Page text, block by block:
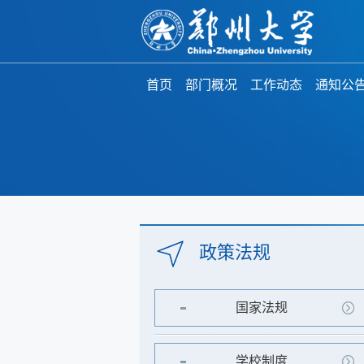
首页 部门概况 工作动态 通知公
政策法规
国家法规
学校制度